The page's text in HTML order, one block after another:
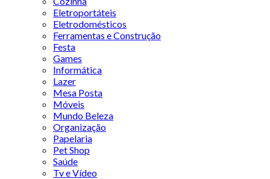
Eletroportáteis
Eletrodomésticos
Ferramentas e Construção
Festa
Games
Informática
Lazer
Mesa Posta
Móveis
Mundo Beleza
Organização
Papelaria
Pet Shop
Saúde
Tv e Vídeo